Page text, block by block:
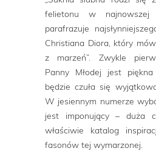
felietonu w najnowszej
parafrazuje
Christiana Diora, który
z marzeń”. Zwykle
Panny Młodej jest
będzie czuła się
W jesiennym numerze
jest imponujący – duża
właściwie katalog
fasonów tej wymarzonej.